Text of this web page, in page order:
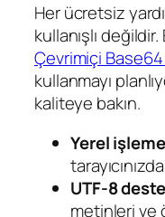
Her ücretsiz
kullanışlı
Çevrimiçi Base64
kullanmayı
kaliteye bakın.
Yerel işleme
UTF-8
metinleri ve